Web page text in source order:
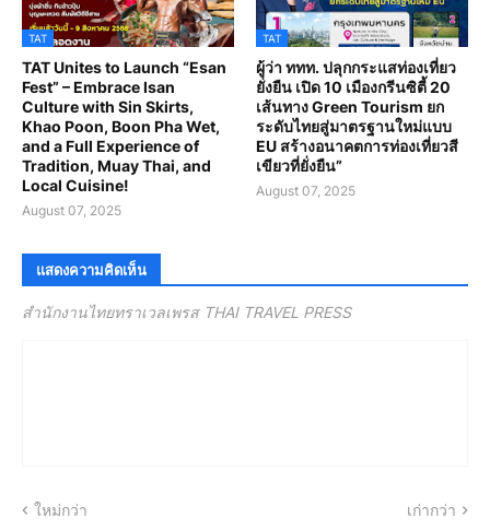
TAT
TAT Unites to Launch “Esan
Fest” – Embrace Isan
Culture with Sin Skirts,
Khao Poon, Boon Pha Wet,
and a Full Experience of
Tradition, Muay Thai, and
Local Cuisine!
August 07, 2025
TAT
ผู้ว่า ททท. ปลุกกระแสท่องเที่ยว
ยั่งยืน เปิด 10 เมืองกรีนซิตี้ 20
เส้นทาง Green Tourism ยก
ระดับไทยสู่มาตรฐานใหม่แบบ
EU สร้างอนาคตการท่องเที่ยวสี
เขียวที่ยั่งยืน”
August 07, 2025
แสดงความคิดเห็น
สำนักงานไทยทราเวลเพรส THAI TRAVEL PRESS
ใหม่กว่า เก่ากว่า